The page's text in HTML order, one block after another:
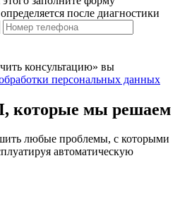
после диагностики
консультацию» вы
персональных данных
которые мы решаем
любые проблемы, с которыми
автоматическую